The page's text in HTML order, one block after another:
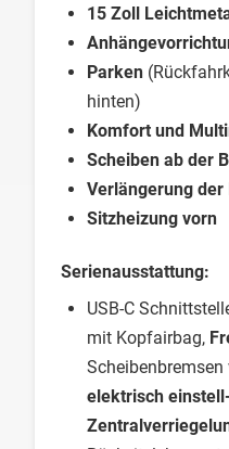
15 Zoll
Parken
hinten)
Komfort und
Scheiben ab der
Verlängerung
Sitzheizung vorn
Serienausstattung:
USB-C
mit Kopfairbag,
elektrisch